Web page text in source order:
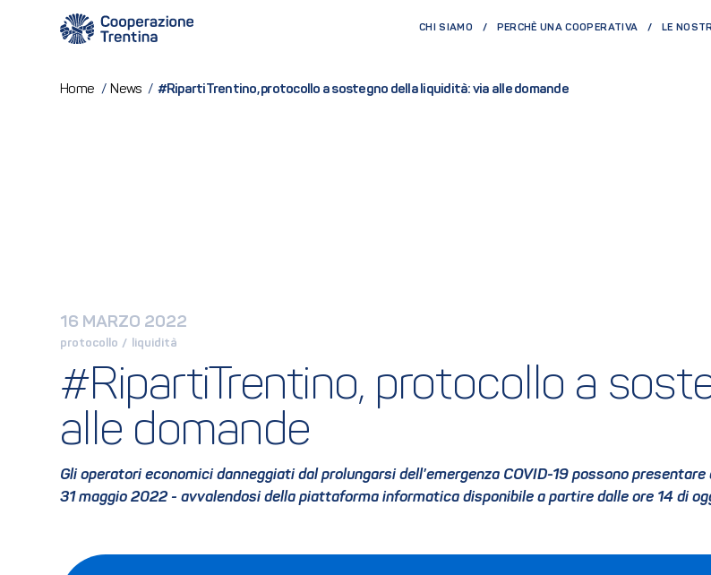
CHI SIAMO PERCHÈ UNA COOPERATIVA LE
Home / News / #RipartiTrentino, protocollo a sostegno della liquidità: via alle domande
16 MARZO 2022
protocollo / liquidità
#RipartiTrentino, protocollo a
alle domande
Gli operatori economici danneggiati dal prolungarsi dell’emergenza COVID-19 possono
31 maggio 2022 - avvalendosi della piattaforma informatica disponibile a partire dalle ore 14 di